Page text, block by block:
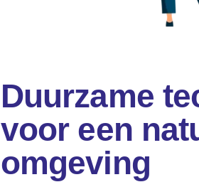
Duurzame
voor een
omgeving